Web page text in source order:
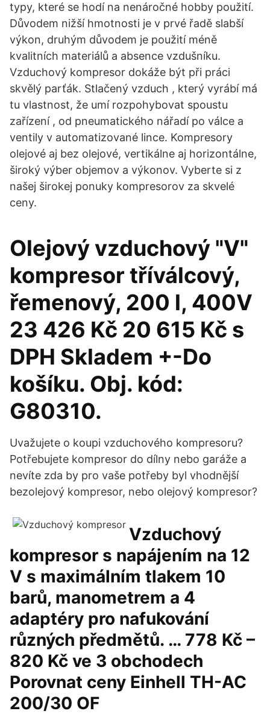
typy, které se hodí na nenáročné hobby použití.
Důvodem nižší hmotnosti je v prvé řadě slabší
výkon, druhým důvodem je použití méně
kvalitních materiálů a absence vzdušníku.
Vzduchový kompresor dokáže být při práci
skvělý parťák. Stlačený vzduch , který vyrábí má
tu vlastnost, že umí rozpohybovat spoustu
zařízení , od pneumatického nářadí po válce a
ventily v automatizované lince. Kompresory
olejové aj bez olejové, vertikálne aj horizontálne,
široký výber objemov a výkonov. Vyberte si z
našej širokej ponuky kompresorov za skvelé
ceny.
Olejový vzduchový "V"
kompresor tříválcový,
řemenový, 200 l, 400V
23 426 Kč 20 615 Kč s
DPH Skladem +-Do
košíku. Obj. kód:
G80310.
Uvažujete o koupi vzduchového kompresoru?
Potřebujete kompresor do dílny nebo garáže a
nevíte zda by pro vaše potřeby byl vhodnější
bezolejový kompresor, nebo olejový kompresor?
Vzduchový
kompresor s napájením na 12
V s maximálním tlakem 10
barů, manometrem a 4
adaptéry pro nafukování
různých předmětů. … 778 Kč –
820 Kč ve 3 obchodech
Porovnat ceny Einhell TH-AC
200/30 OF